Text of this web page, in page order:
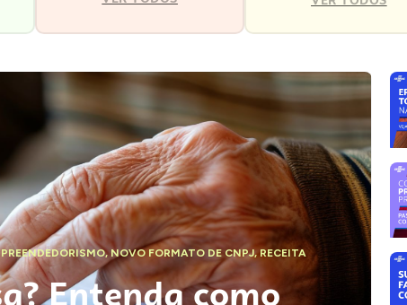
,NOVO FORMATO DE CNPJ,RECEITA
Entenda como